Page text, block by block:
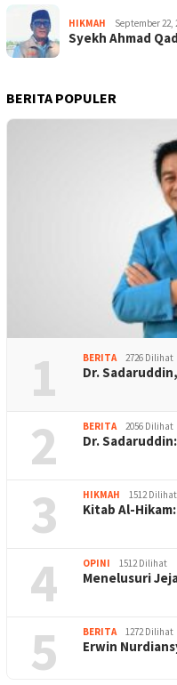
HIKMAH September 22,
Syekh Ahmad
BERITA POPULER
1 BERITA 2726 Dilihat
Dr.
2 BERITA 2056 Dilihat
Dr.
3 HIKMAH 1512 Dilihat
Kitab Al-
4 OPINI 1512 Dilihat
Menelusuri
5 BERITA 1272 Dilihat
Erwin